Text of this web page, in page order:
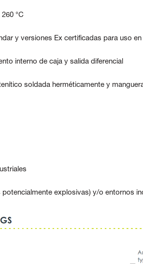
°C
y versiones Ex certificadas para uso
interno de caja y salida diferencial
soldada herméticamente y
explosivas) y/o entornos